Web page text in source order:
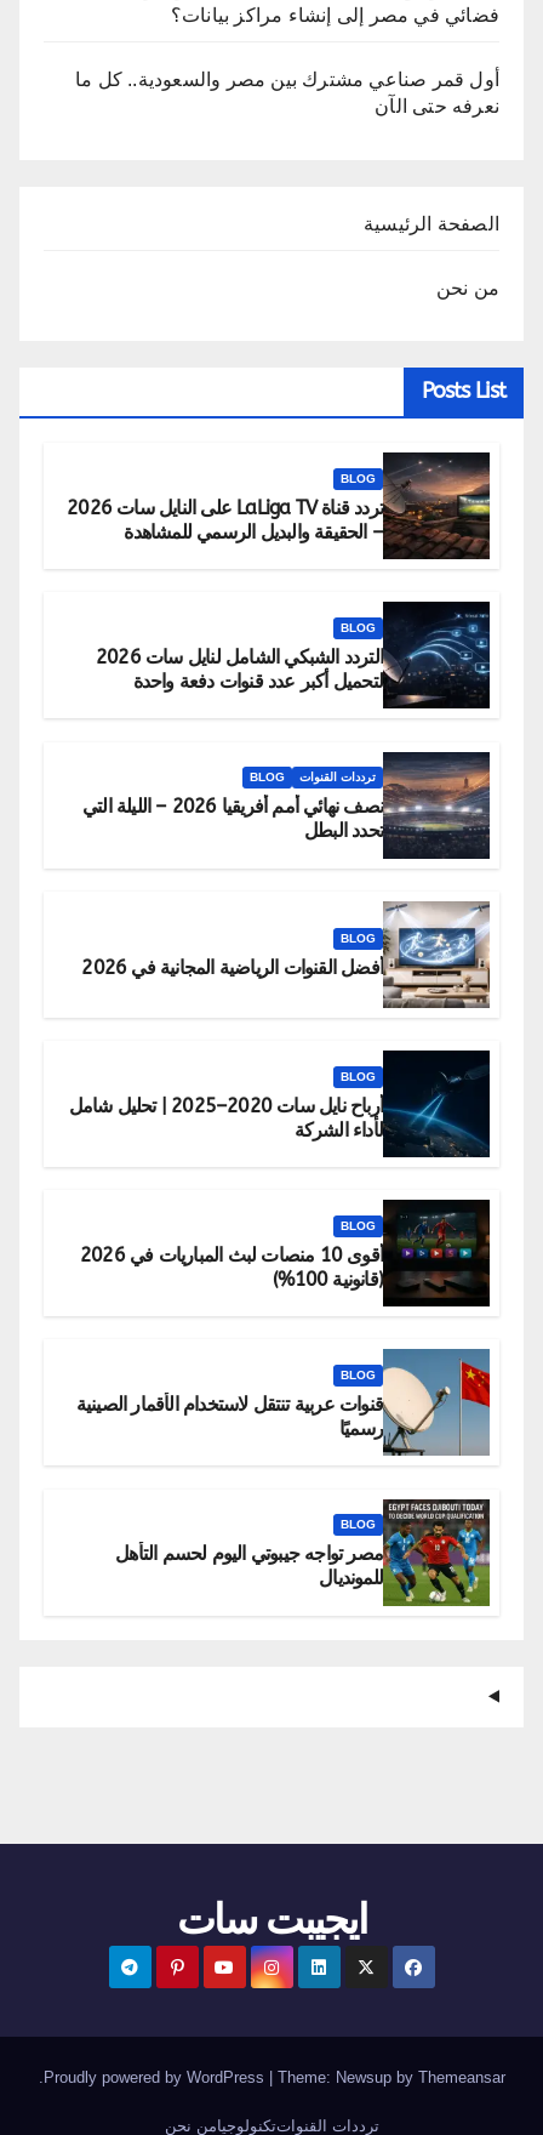
فضائي في مصر إلى إنشاء مراكز بيانات؟
أول قمر صناعي مشترك بين مصر والسعودية.. كل ما
نعرفه حتى الآن
الصفحة الرئيسية
من نحن
Posts List
BLOG
تردد قناة LaLiga TV على النايل سات 2026
– الحقيقة والبديل الرسمي للمشاهدة
BLOG
التردد الشبكي الشامل لنايل سات 2026
لتحميل أكبر عدد قنوات دفعة واحدة
ترددات القنوات BLOG
نصف نهائي أمم أفريقيا 2026 – الليلة التي
تحدد البطل
BLOG
أفضل القنوات الرياضية المجانية في 2026
BLOG
أرباح نايل سات 2020–2025 | تحليل شامل
لأداء الشركة
BLOG
أقوى 10 منصات لبث المباريات في 2026
(قانونية 100%)
BLOG
قنوات عربية تنتقل لاستخدام الأقمار الصينية
رسميًا
BLOG
مصر تواجه جيبوتي اليوم لحسم التأهل
للمونديال
ايجيبت سات
Proudly powered by WordPress | Theme: Newsupby Themeansar
ترددات القنواتتكنولوجيامن نحن